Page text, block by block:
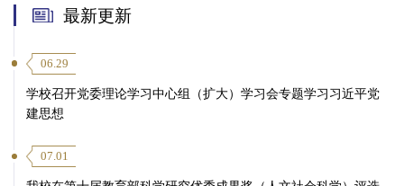
最新更新
06.29
学校召开党委理论学习中心组（扩大）学习会专题学习习近平党
建思想
07.01